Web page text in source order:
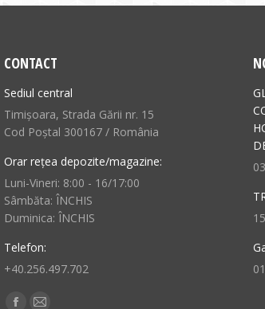
CONTACT
Sediul central
Timișoara, Strada Gării nr. 15
Cod Poștal 300167 / România
Orar rețea depozite/magazine:
Luni-Vineri: 8:00 - 16/17:00
Sâmbăta: ÎNCHIS
Duminica: ÎNCHIS
Telefon:
+40.256.497.702
Find us on: